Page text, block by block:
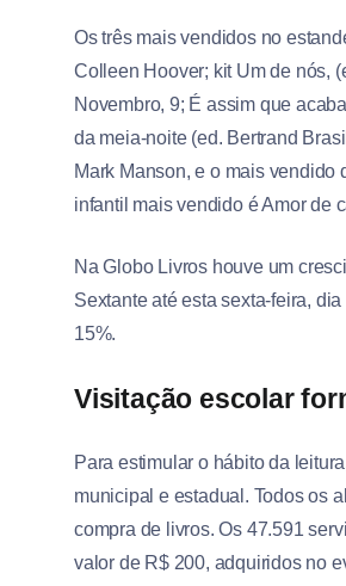
Os três mais vendidos no
Colleen Hoover; kit Um de nós,
Novembro, 9; É assim que
da meia-noite (ed. Bertrand
Mark Manson, e o mais vendido
infantil mais vendido é Amor de
Na Globo Livros houve um
Sextante até esta sexta-feira,
15%.
Visitação escolar
Para estimular o hábito da
municipal e estadual. Todos os
compra de livros. Os 47.591
valor de R$ 200, adquiridos no